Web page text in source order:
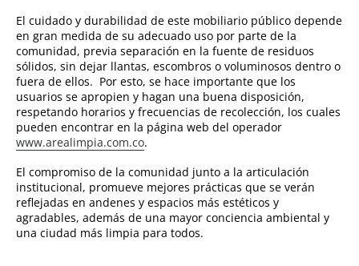
El cuidado y durabilidad de este mobiliario público depende
en gran medida de su adecuado uso por parte de la
comunidad, previa separación en la fuente de residuos
sólidos, sin dejar llantas, escombros o voluminosos dentro o
fuera de ellos. Por esto, se hace importante que los
usuarios se apropien y hagan una buena disposición,
respetando horarios y frecuencias de recolección, los cuales
pueden encontrar en la página web del operador
www.arealimpia.com.co.
El compromiso de la comunidad junto a la articulación
institucional, promueve mejores prácticas que se verán
reflejadas en andenes y espacios más estéticos y
agradables, además de una mayor conciencia ambiental y
una ciudad más limpia para todos.